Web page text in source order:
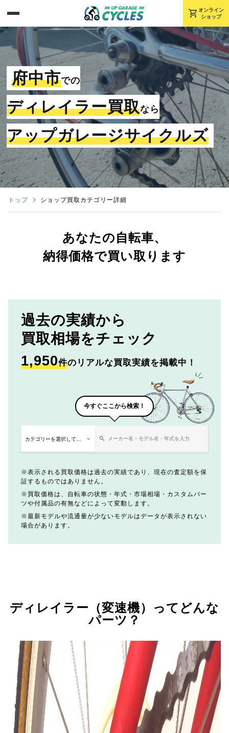
shopping_cart オンライン
ショップ
府中市での
ディレイラー買取なら
アップガレージサイクルズ
トップ ショップ買取カテゴリー詳細
あなたの自転車、
納得価格で買い取ります
過去の実績から
買取相場をチェック
1,950件のリアルな買取実績を掲載中！
今すぐここから検索！
表示される買取価格は過去の実績であり、現在の査定額を保
証するものではありません。
買取価格は、自転車の状態・年式・市場相場・カスタムパー
ツや付属品の有無などによって変動します。
最新モデルや流通量が少ないモデルはデータが表示されない
場合があります。
ディレイラー（変速機）ってどんな
パーツ？